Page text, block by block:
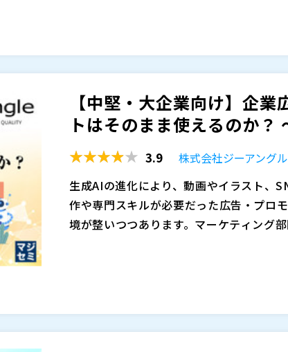
これからのマーケティングは、営業と会
確さ」を求めています。 単なる資料提供
る「理解形成」のプロセス設計が不可欠
適切なテーマ設計と開催直後の全申込
しています。 本ウェビナーでは、その具
マジセミ株式会社（）
マジセミ株式会社（）
【中堅・大企業向け】企
トはそのまま使えるのか？
3.9
株式会社ジーアングル
生成AIの進化により、動画やイラスト、
作や専門スキルが必要だった広告・プロ
境が整いつつあります。マーケティング
開や継続的な情報発信が求められるため
ンドトーンとの不一致などが残ったまま
く、企業イメージの低下や炎上、ブラ
本セミナーでは、企業が制作するAI生